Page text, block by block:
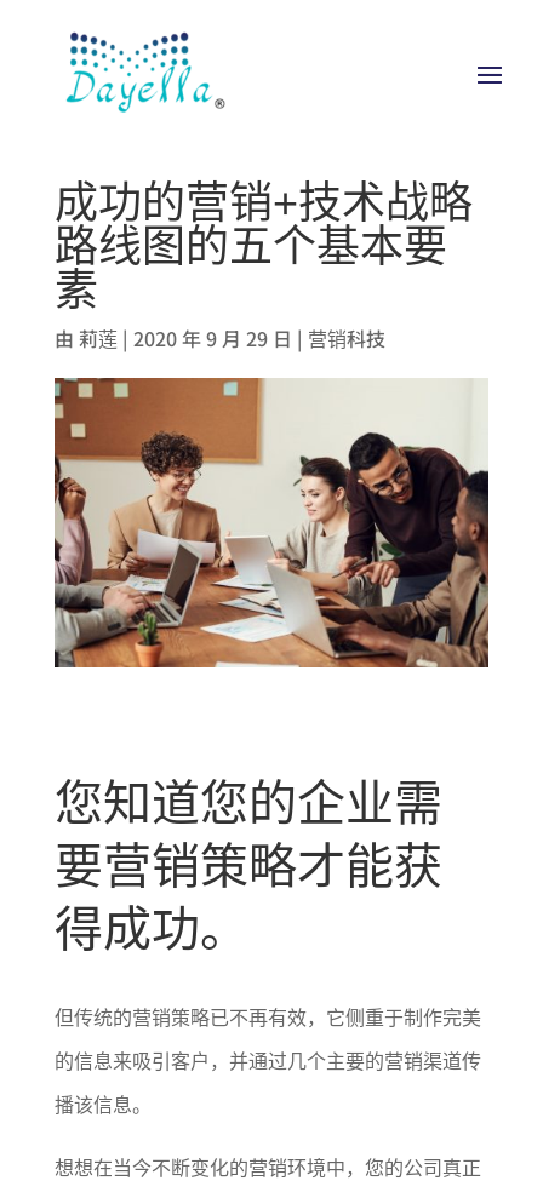
成功的营销+技术战略
路线图的五个基本要
素
由 莉莲 | 2020 年 9 月 29 日 | 营销科技
您知道您的企业需
要营销策略才能获
得成功。
但传统的营销策略已不再有效，它侧重于制作完美
的信息来吸引客户，并通过几个主要的营销渠道传
播该信息。
想想在当今不断变化的营销环境中，您的公司真正